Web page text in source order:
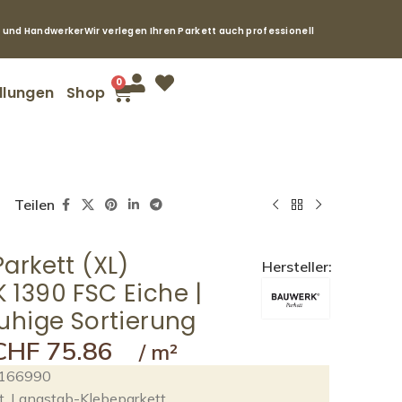
HandwerkerWir verlegen Ihren Parkett auch professionell
Shop
0
Teilen
(XL)
1390 FSC Eiche |
Sortierung
Hersteller:
75.86